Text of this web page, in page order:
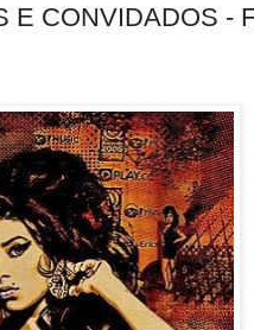
E CONVIDADOS -